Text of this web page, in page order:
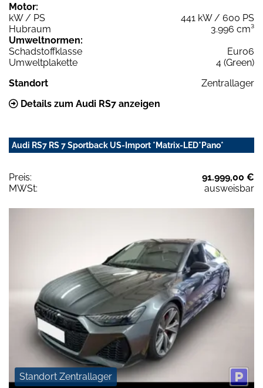
Motor:
kW / PS
441 kW / 600 PS
Hubraum
3.996 cm³
Umweltnormen:
Schadstoffklasse
Euro6
Umweltplakette
4 (Green)
Standort
Zentrallager
Details zum Audi RS7 anzeigen
Audi RS7 RS 7 Sportback US-Import *Matrix-LED*Pano*
Preis:
91.999,00 €
MWSt:
ausweisbar
Standort Zentrallager